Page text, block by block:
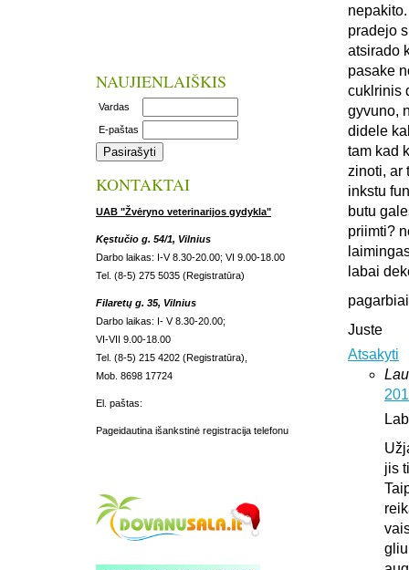
NAUJIENLAIŠKIS
Vardas
E-paštas
KONTAKTAI
UAB "Žvėryno veterinarijos gydykla"
Kęstučio g. 54/1, Vilnius
Darbo laikas: I-V 8.30-20.00; VI 9.00-18.00
Tel. (8-5) 275 5035 (Registratūra)
Filaretų g. 35, Vilnius
Darbo laikas: I- V 8.30-20.00;
VI-VII 9.00-18.00
Tel. (8-5) 215 4202 (Registratūra),
Mob. 8698 17724
El. paštas:
Pageidautina išankstinė registracija telefonu
pradejo
atsirado
pasake
cuklrinis
gyvuno,
didele
tam kad
zinoti, ar
inkstu
butu
priimti?
labai
Juste
Atsakyti
jis